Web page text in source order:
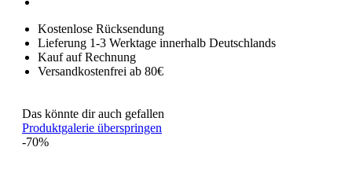
Kostenlose Rücksendung
Lieferung 1-3 Werktage innerhalb Deutschlands
Kauf auf Rechnung
Versandkostenfrei ab 80€
Das könnte dir auch gefallen
Produktgalerie überspringen
-70%